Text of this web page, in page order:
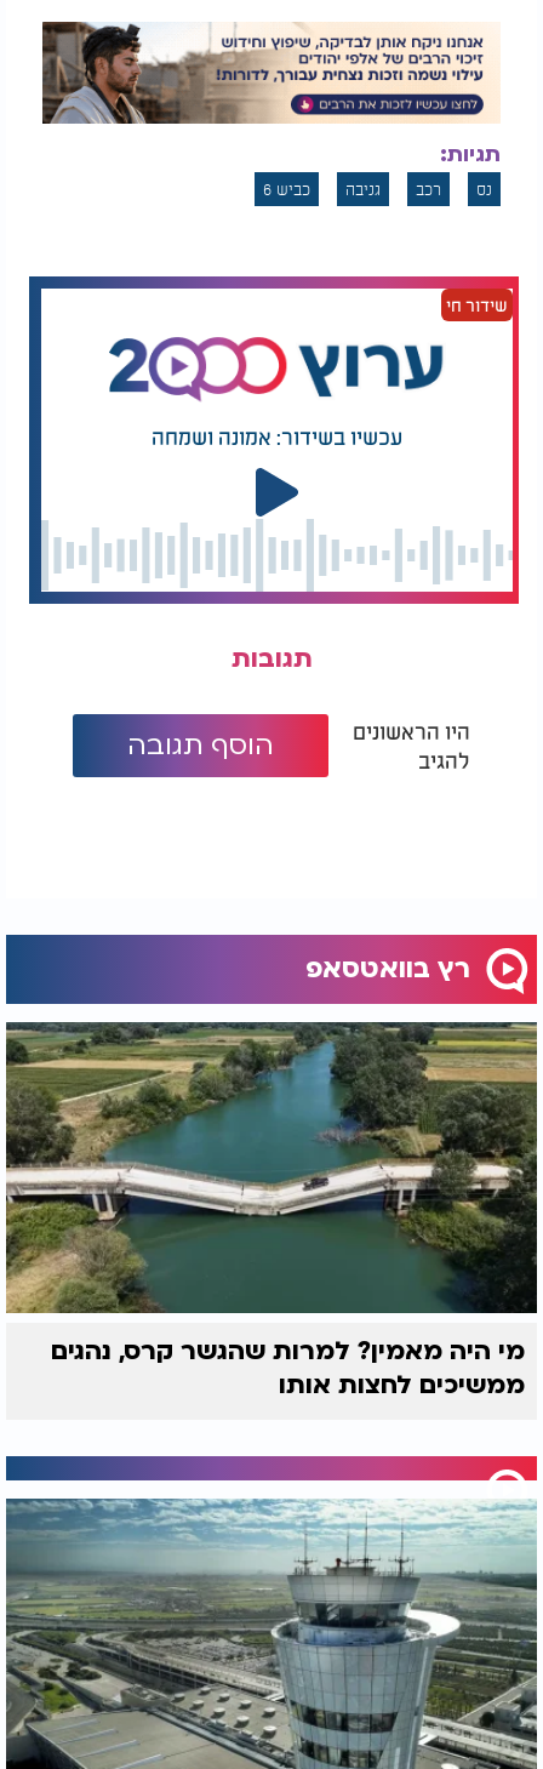
תגיות:
נס רכב גניבה כביש 6
שידור חי
עכשיו בשידור: אמונה ושמחה
תגובות
היו הראשונים
להגיב
הוסף תגובה
רץ בוואטסאפ
מי היה מאמין? למרות שהגשר קרס, נהגים
ממשיכים לחצות אותו